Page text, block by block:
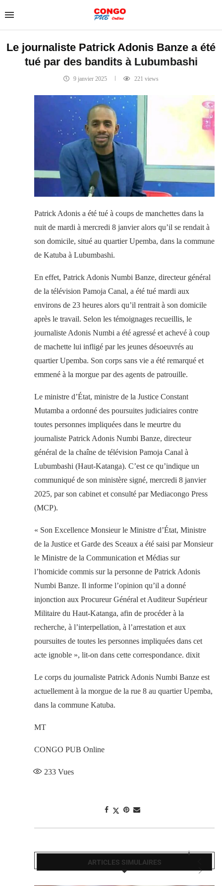
Le journaliste Patrick Adonis Banze a été
tué par des bandits à Lubumbashi
9 janvier 2025 221 views
Patrick Adonis a été tué à coups de manchettes dans la
nuit de mardi à mercredi 8 janvier alors qu’il se rendait à
son domicile, situé au quartier Upemba, dans la commune
de Katuba à Lubumbashi.
En effet, Patrick Adonis Numbi Banze, directeur général
de la télévision Pamoja Canal, a été tué mardi aux
environs de 23 heures alors qu’il rentrait à son domicile
après le travail. Selon les témoignages recueillis, le
journaliste Adonis Numbi a été agressé et achevé à coup
de machette lui infligé par les jeunes désoeuvrés au
quartier Upemba. Son corps sans vie a été remarqué et
emmené à la morgue par des agents de patrouille.
Le ministre d’État, ministre de la Justice Constant
Mutamba a ordonné des poursuites judiciaires contre
toutes personnes impliquées dans le meurtre du
journaliste Patrick Adonis Numbi Banze, directeur
général de la chaîne de télévision Pamoja Canal à
Lubumbashi (Haut-Katanga). C’est ce qu’indique un
communiqué de son ministère signé, mercredi 8 janvier
2025, par son cabinet et consulté par Mediacongo Press
(MCP).
« Son Excellence Monsieur le Ministre d’État, Ministre
de la Justice et Garde des Sceaux a été saisi par Monsieur
le Ministre de la Communication et Médias sur
l’homicide commis sur la personne de Patrick Adonis
Numbi Banze. Il informe l’opinion qu’il a donné
injonction aux Procureur Général et Auditeur Supérieur
Militaire du Haut-Katanga, afin de procéder à la
recherche, à l’interpellation, à l’arrestation et aux
poursuites de toutes les personnes impliquées dans cet
acte ignoble », lit-on dans cette correspondance. dixit
Le corps du journaliste Patrick Adonis Numbi Banze est
actuellement à la morgue de la rue 8 au quartier Upemba,
dans la commune Katuba.
MT
CONGO PUB Online
233 Vues
ARTICLES SIMULAIRES